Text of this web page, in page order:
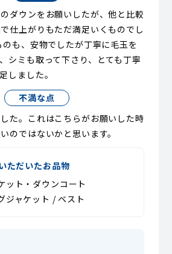
ダウンをお願いしたが、他と比較
仕上がりもただ満足いくものでし
も、安物でしたが丁寧に毛玉を
シミも取って下さり、とても丁寧
しました。
不満な点
た。これはこちらがお願いした時
のではないかと思います。
ただいたお品物
ット・ダウンコート
ジャケット / ベスト